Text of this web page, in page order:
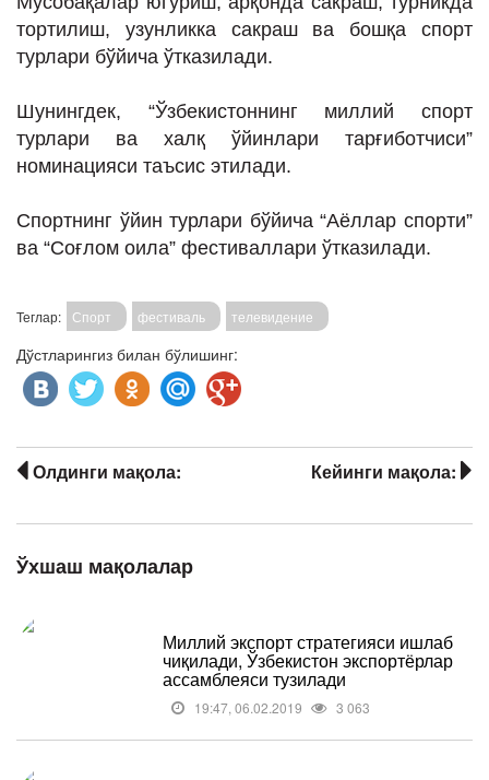
тортилиш, узунликка сакраш ва бошқа спорт
турлари бўйича ўтказилади.
Шунингдек, “Ўзбекистоннинг миллий спорт
турлари ва халқ ўйинлари тарғиботчиси”
номинацияси таъсис этилади.
Спортнинг ўйин турлари бўйича “Аёллар спорти”
ва “Соғлом оила” фестиваллари ўтказилади.
Теглар: Спорт фестиваль телевидение
Дўстларингиз билан бўлишинг:
Кейинги мақола:
Олдинги мақола:
Ўхшаш мақолалар
Миллий экспорт стратегияси ишлаб
чиқилади, Ўзбекистон экспортёрлар
ассамблеяси тузилади
19:47, 06.02.2019 3 063